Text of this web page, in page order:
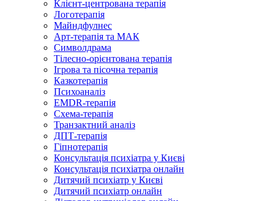
Клієнт-центрована терапія
Логотерапія
Майндфулнес
Арт-терапія та МАК
Символдрама
Тілесно-орієнтована терапія
Ігрова та пісочна терапія
Казкотерапія
Психоаналіз
EMDR-терапія
Схема-терапія
Транзактний аналіз
ДПТ-терапія
Гіпнотерапія
Консультація психіатра у Києві
Консультація психіатра онлайн
Дитячий психіатр у Києві
Дитячий психіатр онлайн